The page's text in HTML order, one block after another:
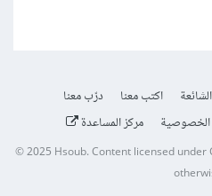
اكتب معنا
درّب معنا
الخصوصية مركز المساعدة
© 2025 Hsoub.Content licensed under